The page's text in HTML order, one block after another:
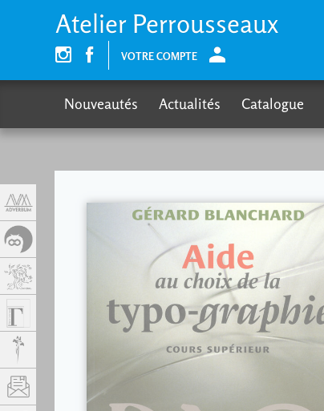
Atelier Perrousseaux
VOTRE COMPTE
Nouveautés Actualités Catalogue
Panneau de gestion des cookies